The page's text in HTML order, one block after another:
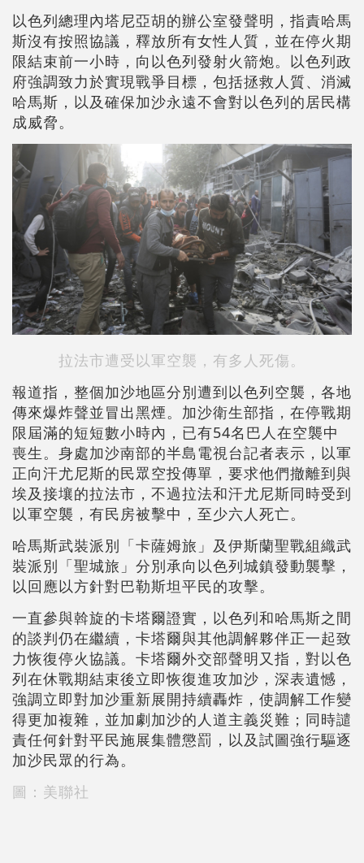
以色列總理內塔尼亞胡的辦公室發聲明，指責哈馬
斯沒有按照協議，釋放所有女性人質，並在停火期
限結束前一小時，向以色列發射火箭炮。以色列政
府強調致力於實現戰爭目標，包括拯救人質、消滅
哈馬斯，以及確保加沙永遠不會對以色列的居民構
成威脅。
拉法市遭受以軍空襲，有多人死傷。
報道指，整個加沙地區分別遭到以色列空襲，各地
傳來爆炸聲並冒出黑煙。加沙衛生部指，在停戰期
限屆滿的短短數小時內，已有54名巴人在空襲中
喪生。身處加沙南部的半島電視台記者表示，以軍
正向汗尤尼斯的民眾空投傳單，要求他們撤離到與
埃及接壤的拉法市，不過拉法和汗尤尼斯同時受到
以軍空襲，有民房被擊中，至少六人死亡。
哈馬斯武裝派別「卡薩姆旅」及伊斯蘭聖戰組織武
裝派別「聖城旅」分別承向以色列城鎮發動襲擊，
以回應以方針對巴勒斯坦平民的攻擊。
一直參與斡旋的卡塔爾證實，以色列和哈馬斯之間
的談判仍在繼續，卡塔爾與其他調解夥伴正一起致
力恢復停火協議。卡塔爾外交部聲明又指，對以色
列在休戰期結束後立即恢復進攻加沙，深表遺憾，
強調立即對加沙重新展開持續轟炸，使調解工作變
得更加複雜，並加劇加沙的人道主義災難；同時譴
責任何針對平民施展集體懲罰，以及試圖強行驅逐
加沙民眾的行為。
圖：美聯社